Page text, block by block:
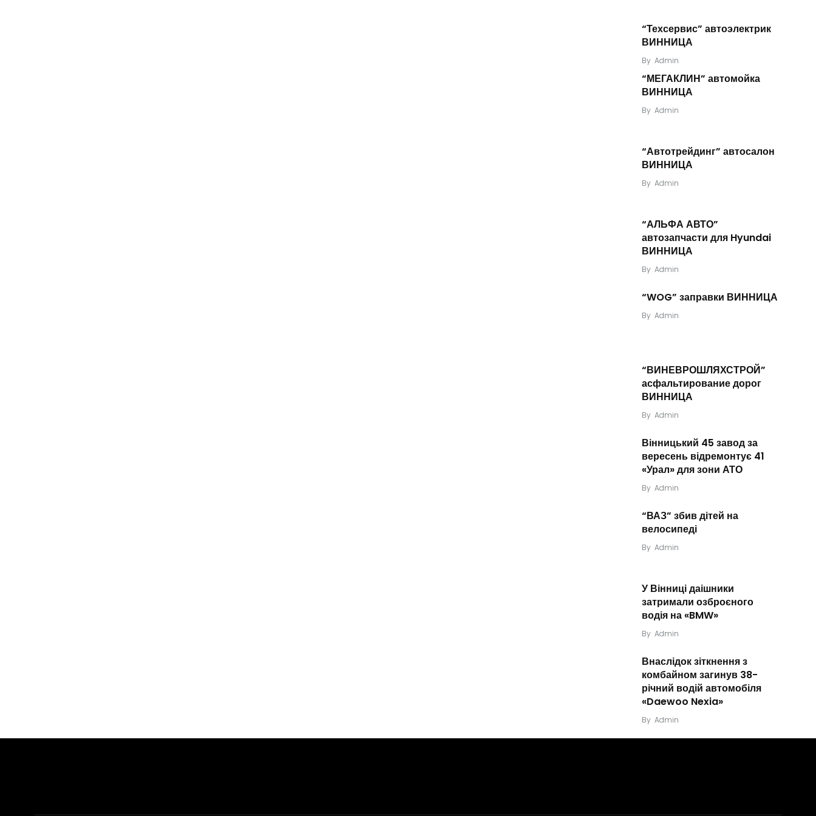
“Техсервис” автоэлектрик
ВИННИЦА
By Admin
“МЕГАКЛИН” автомойка
ВИННИЦА
By Admin
“Автотрейдинг” автосалон
ВИННИЦА
By Admin
“АЛЬФА АВТО”
автозапчасти для Hyundai
ВИННИЦА
By Admin
“WOG” заправки ВИННИЦА
By Admin
“ВИНЕВРОШЛЯХСТРОЙ”
асфальтирование дорог
ВИННИЦА
By Admin
Вінницький 45 завод за
вересень відремонтує 41
«Урал» для зони АТО
By Admin
“ВАЗ” збив дітей на
велосипеді
By Admin
У Вінниці даішники
затримали озброєного
водія на «BMW»
By Admin
Внаслідок зіткнення з
комбайном загинув 38-
річний водій автомобіля
«Daewoo Nexia»
By Admin